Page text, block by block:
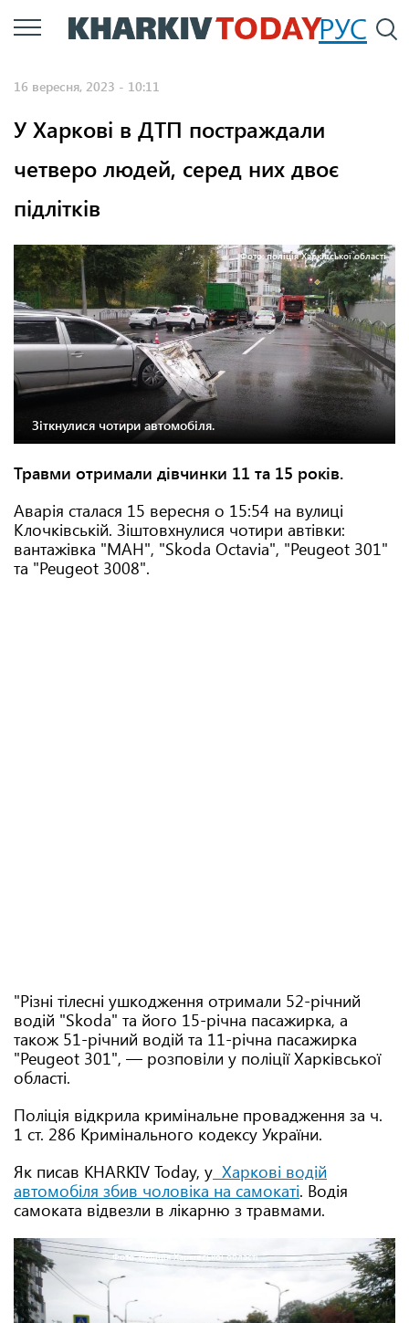
Перейти
до
РУС
16 вересня, 2023 - 10:11
У Харкові в ДТП постраждали
четверо людей, серед них двоє
підлітків
Фото: поліція Харківської області
Зіткнулися чотири автомобіля.
Травми отримали дівчинки 11 та 15 років.
Аварія сталася 15 вересня о 15:54 на вулиці
Клочківській. Зіштовхнулися чотири автівки:
вантажівка "МАН", "Skoda Octavia", "Peugeot 301"
та "Peugeot 3008".
"Різні тілесні ушкодження отримали 52-річний
водій "Skoda" та його 15-річна пасажирка, а
також 51-річний водій та 11-річна пасажирка
"Peugeot 301", — розповіли у поліції Харківської
області.
Поліція відкрила кримінальне провадження за ч.
1 ст. 286 Кримінального кодексу України.
Як писав KHARKIV Today, у Харкові водій
автомобіля збив чоловіка на самокаті. Водія
самоката відвезли в лікарню з травмами.
Фото: поліція Харківської області